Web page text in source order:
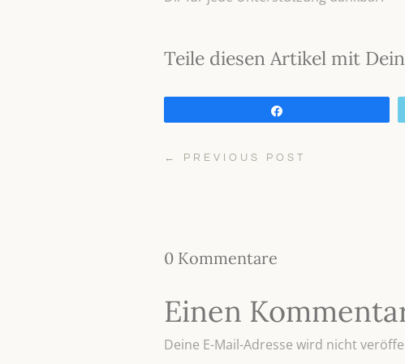
Teile diesen Artikel mit
← PREVIOUS POST
0 Kommentare
Einen
Deine E-Mail-Adresse wird nicht